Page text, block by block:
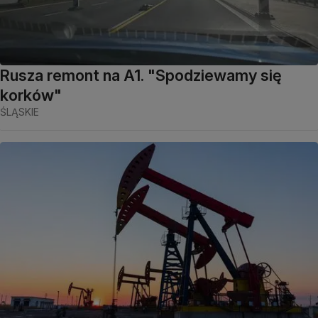
Rusza remont na A1. "Spodziewamy się
korków"
ŚLĄSKIE